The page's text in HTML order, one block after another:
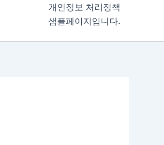
개인정보 처리정책
샘플페이지입니다.